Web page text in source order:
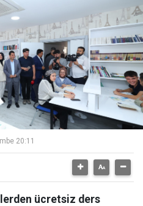
20:11
ücretsiz ders